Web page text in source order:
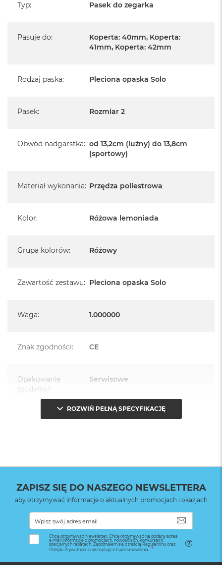
Typ: Pasek do zegarka
Pasuje do:
Koperta: 40mm, Koperta:
41mm, Koperta: 42mm
Rodzaj paska: Pleciona opaska Solo
Pasek: Rozmiar 2
Obwód nadgarstka: od 13,2cm (luźny) do 13,8cm
(sportowy)
Materiał wykonania: Przędza poliestrowa
Kolor: Różowa lemoniada
Grupa kolorów: Różowy
Zawartość zestawu: Pleciona opaska Solo
Waga: 1.000000
Znak zgodności: CE
Opakowanie
(pudełko):
Serwisowe
ROZWIŃ PEŁNĄ SPECYFIKACJĘ
ZAPISZ SIĘ DO NASZEGO NEWSLETTERA
aby otrzymywać informacje o aktualnych promocjach i okazjach
Chcę otrzymywać Newsletter. Chcę otrzymywać na podany adres
e-mail informacje o promocjach, nowościach, konkursach,
specjalnych rabatach. Zapoznałem się z treścią Regulaminu oraz
Polityki Prywatności i akceptuję ich postanowienia.